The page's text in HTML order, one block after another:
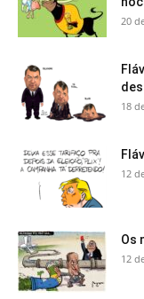
20
18
12
Os
12